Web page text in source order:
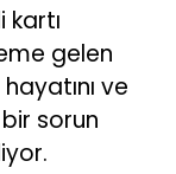
kartı
gelen
ve
sorun